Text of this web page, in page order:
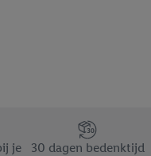
van Lidl.be
je
30 dagen bedenktijd